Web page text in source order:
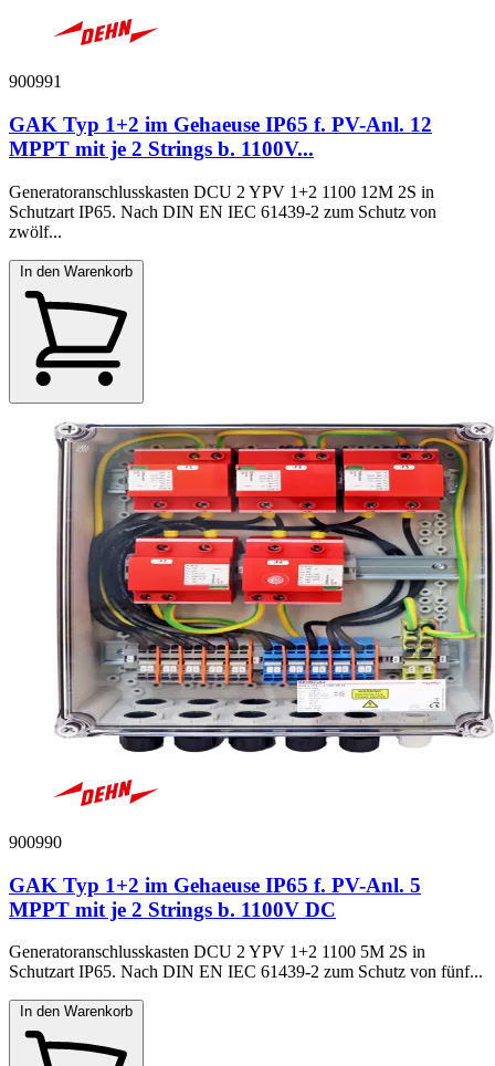
900991
GAK Typ 1+2 im Gehaeuse IP65 f. PV-Anl. 12
MPPT mit je 2 Strings b. 1100V...
Generatoranschlusskasten DCU 2 YPV 1+2 1100 12M 2S in
Schutzart IP65. Nach DIN EN IEC 61439-2 zum Schutz von
zwölf...
In den Warenkorb
900990
GAK Typ 1+2 im Gehaeuse IP65 f. PV-Anl. 5
MPPT mit je 2 Strings b. 1100V DC
Generatoranschlusskasten DCU 2 YPV 1+2 1100 5M 2S in
Schutzart IP65. Nach DIN EN IEC 61439-2 zum Schutz von fünf...
In den Warenkorb